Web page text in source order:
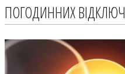
ПОГОДИННИХ